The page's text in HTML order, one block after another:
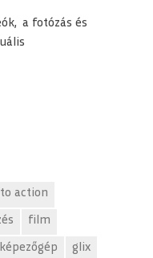
a fotózás és
action
film
glix